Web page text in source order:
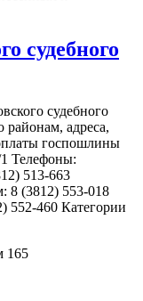
судебного
судебного
районам, адреса,
госпошлины
Телефоны:
513-663
8 (3812) 553-018
552-460 Категории
165